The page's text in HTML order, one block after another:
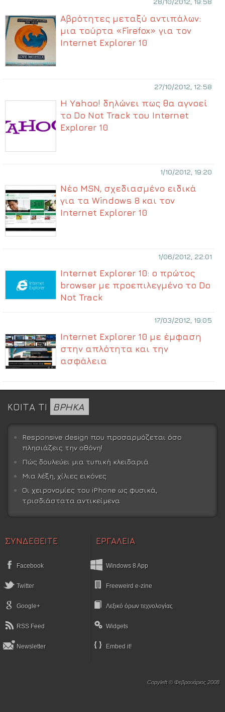
Αβρότητες μεταξύ αντιπάλων:
μια τούρτα «Firefox» για τον
Internet Explorer 10
27/10/2012, 12:58
Η Yahoo! δηλώνει πως θα αγνοεί
το Do Not Track του Internet
Explorer 10
1/10/2012, 19:20
Νέο MSN, σχεδιασμένο ειδικά
για τα Windows 8 και τον
Internet Explorer 10
1/06/2012, 22:01
Internet Explorer 10: ο πρώτος
browser με προεπιλεγμένο το Do
Not Track
17/03/2012, 19:05
Internet Explorer 10 με έμφαση
στην απλότητα και την
ασφάλεια
ΚΟΙΤΑ ΤΙ ΒΡΗΚΑ
Responsive design που προσαρμόζεται όσο
πλησιάζεις την οθόνη!
Πώς δουλεύει μια τυπική κλειδαριά
Μια λέξη, χίλιες εικόνες
Οι χειρονομίες του iPhone ως φυσικά,
τρισδιάστατα αντικείμενα
ΣΥΝΔΕΘΕΙΤΕ
Facebook
Twitter
Google+
RSS Feed
Newsletter
ΕΡΓΑΛΕΙΑ
Windows 8 App
Freeweird e-zine
Λεξικό όρων τεχνολογίας
Widgets
Embed it!
Copyleft © Φεβρουάριος 2008